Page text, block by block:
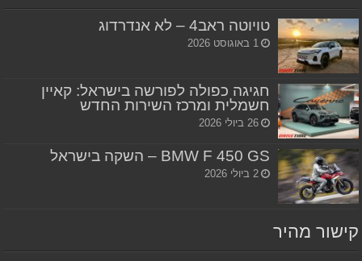
טויוטה ראב4 – לא אנדרדוג
1 באוגוסט 2026
חגיגה כפולה לפורשה בישראל: קאיין
חשמלית ומרכז השירות החדש
26 ביולי 2026
BMW F 450 GS – השקה בישראל
2 ביולי 2026
מהיר